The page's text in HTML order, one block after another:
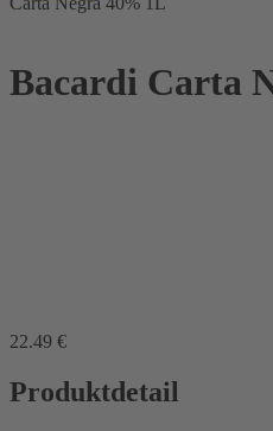
Bacardi Carta
22.49 €
Produktdetail